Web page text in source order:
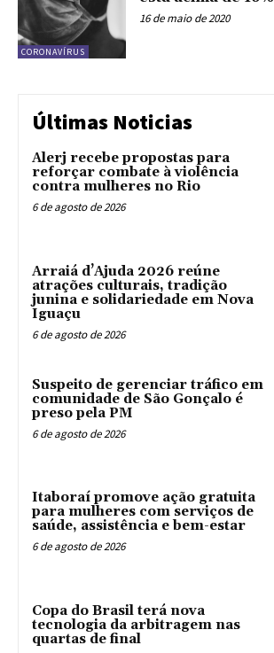
CORONAVÍRUS
16 de maio de 2020
Últimas Noticias
Alerj recebe propostas para
reforçar combate à violência
contra mulheres no Rio
6 de agosto de 2026
Arraiá d’Ajuda 2026 reúne
atrações culturais, tradição
junina e solidariedade em Nova
Iguaçu
6 de agosto de 2026
Suspeito de gerenciar tráfico em
comunidade de São Gonçalo é
preso pela PM
6 de agosto de 2026
Itaboraí promove ação gratuita
para mulheres com serviços de
saúde, assistência e bem-estar
6 de agosto de 2026
Copa do Brasil terá nova
tecnologia da arbitragem nas
quartas de final